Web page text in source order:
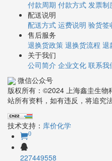
付款周期 付款方式 发票制
配送说明
配送方式 运费说明 验货签
售后服务
退换货政策 退换货流程 退
关于我们
公司简介 企业文化 联系我
微信公众号
版权所有：©2024 上海鑫圭生物
站所有资料，如有违反，将追究法
技术支持： 库价化学
0
227449558